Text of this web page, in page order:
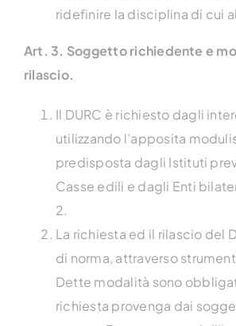
ridefinire la disciplina di cui
Art. 3. Soggetto richiedente e
rilascio.
Il DURC è richiesto dagli
utilizzando l’apposita
predisposta dagli Istituti
Casse edili e dagli Enti
2.
La richiesta ed il rilascio del
di norma, attraverso
Dette modalità sono
richiesta provenga dai